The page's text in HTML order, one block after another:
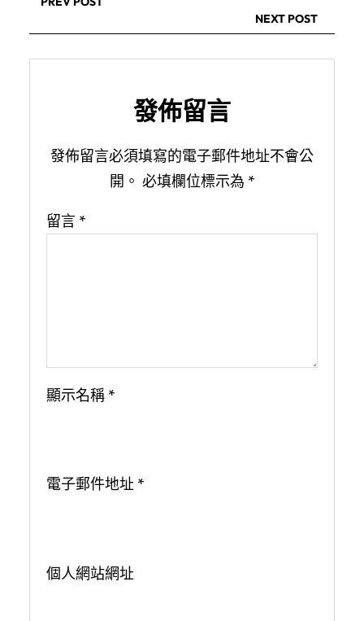
NEXT POST
發佈留言
發佈留言必須填寫的電子郵件地址不會公
開。 必填欄位標示為 *
留言 *
顯示名稱 *
電子郵件地址 *
個人網站網址